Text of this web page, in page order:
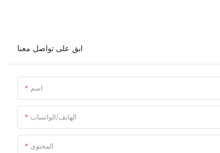
ابق على تواصل معنا
اسم
الهاتف/الواتساب
المحتوى